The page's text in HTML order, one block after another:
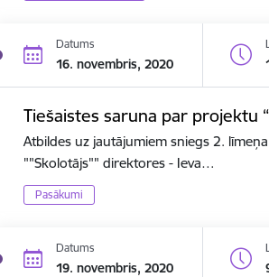
Datums
16. novembris, 2020
Tiešaistes saruna par projektu
Atbildes uz jautājumiem sniegs 2.
""Skolotājs"" direktores - Ieva…
Pasākumi
Datums
19. novembris, 2020